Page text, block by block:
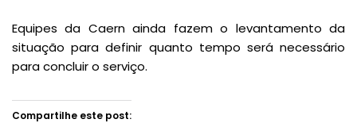
Equipes da Caern ainda fazem o levantamento da
situação para definir quanto tempo será necessário
para concluir o serviço.
Compartilhe este post: